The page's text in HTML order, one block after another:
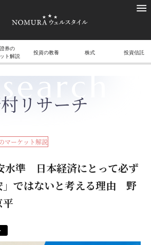
券の
ト解説
投資の教養 株式 投資信託
リサーチ
マーケット解説
水準 日本経済にとって必ず
」ではないと考える理由 野
平